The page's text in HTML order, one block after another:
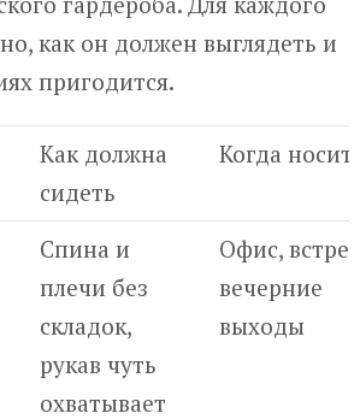
как он должен выглядеть и
пригодится.
Как должна
сидеть
Когда
Спина и
плечи без
складок,
рукав чуть
охватывает
Офис,
вечерние
выходы